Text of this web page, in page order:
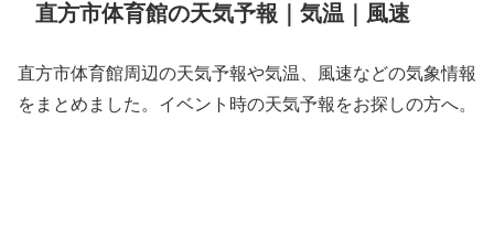
直方市体育館の天気予報｜気温｜風速
直方市体育館周辺の天気予報や気温、風速などの気象情報
をまとめました。イベント時の天気予報をお探しの方へ。